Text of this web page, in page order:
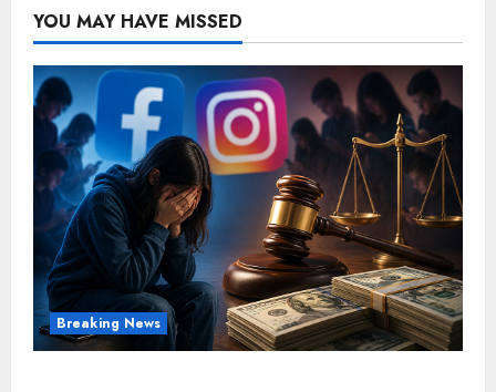
YOU MAY HAVE MISSED
Breaking News